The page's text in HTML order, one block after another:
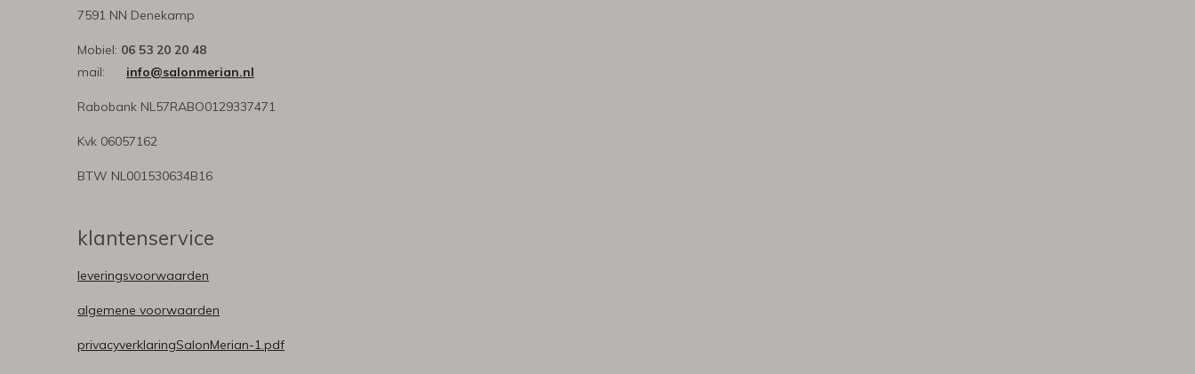
7591 NN Denekamp
Mobiel: 06 53 20 20 48
mail: info@salonmerian.nl
Rabobank NL57RABO0129337471
Kvk 06057162
BTW NL001530634B16
klantenservice
leveringsvoorwaarden
algemene voorwaarden
privacyverklaringSalonMerian-1.pdf